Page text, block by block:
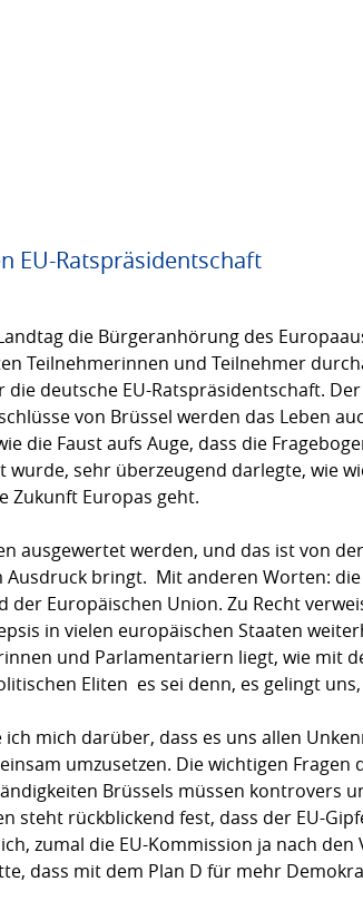
EU-Ratspräsidentschaft
die Bürgeranhörung des
Teilnehmerinnen und Teilnehmer
die deutsche EU-Ratspräsidentschaft.
von Brüssel werden das Leben
die Faust aufs Auge, dass die
sehr überzeugend darlegte, wie
Zukunft Europas geht.
ausgewertet werden, und das ist von
bringt.  Mit anderen Worten:
Europäischen Union. Zu Recht
in vielen europäischen Staaten
und Parlamentariern liegt, wie mit
Eliten  es sei denn, es gelingt
mich darüber, dass es uns allen
umzusetzen. Die wichtigen
Brüssels müssen kontrovers
steht rückblickend fest, dass der EU-
zumal die EU-Kommission ja nach
dass mit dem Plan D für mehr